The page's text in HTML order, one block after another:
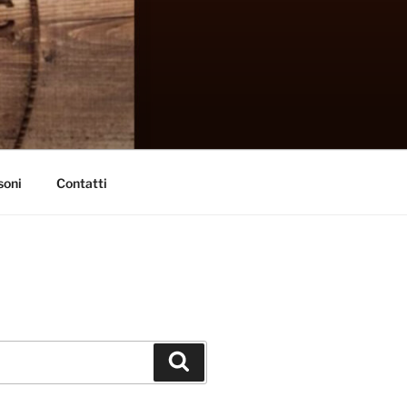
Contatti